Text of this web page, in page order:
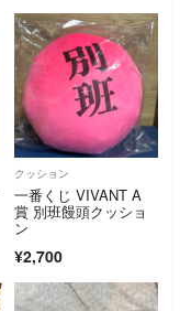
クッション
一番くじ VIVANT A
賞 別班饅頭クッショ
ン
¥2,700